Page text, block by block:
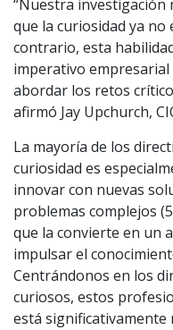
“Nuestra investigación
que la curiosidad ya
contrario, esta
imperativo empresarial
abordar los retos
afirmó Jay Upchurch,
La mayoría de los
curiosidad es
innovar con nuevas
problemas complejos
que la convierte en un
impulsar el
Centrándonos en los
curiosos, estos
está significativamente